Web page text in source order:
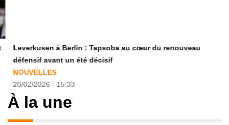
Leverkusen à Berlin : Tapsoba au cœur du renouveau
défensif avant un été décisif
NOUVELLES
20/02/2026 - 15:33
À la une